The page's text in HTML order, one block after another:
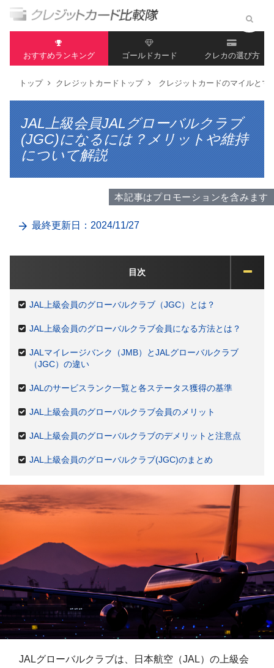
おすすめランキング ゴールドカード クレカの選び方
トップ クレジットカードトップ クレジットカードのマイルとマ
JAL上級会員JALグローバルクラブ
(JGC)になるには？メリットや維持
について解説
本記事はプロモーションを含みます
最終更新日：2024/11/27
目次
JAL上級会員のグローバルクラブ（JGC）とは？
JAL上級会員のグローバルクラブ会員になる方法とは？
JALマイレージバンク（JMB）とJALグローバルクラブ
（JGC）の違い
JALのサービスランク一覧と各ステータス獲得の基準
JAL上級会員のグローバルクラブ会員のメリット
JAL上級会員のグローバルクラブのデメリットと注意点
JAL上級会員のグローバルクラブ(JGC)のまとめ
JALグローバルクラブは、日本航空（JAL）の上級会